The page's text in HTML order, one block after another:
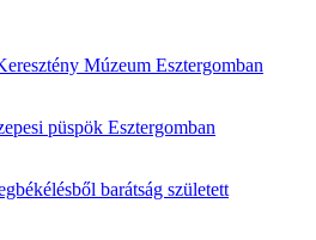
Múzeum Esztergomban
püspök Esztergomban
barátság született